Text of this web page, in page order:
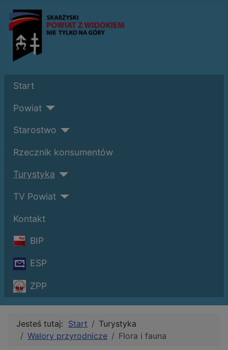
Start
Powiat
Starostwo
Rzecznik konsumentów
Turystyka
TV Powiat
Kontakt
BIP
ESP
ZPP
Jesteś tutaj: Start
Turystyka
Walory przyrodnicze
Flora i fauna